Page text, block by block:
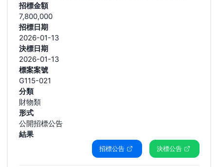
招標金額
7,800,000
招標日期
2026-01-13
決標日期
2026-01-13
標案案號
G115-021
分類
財物類
形式
公開招標公告
結果
招標公告 決標公告